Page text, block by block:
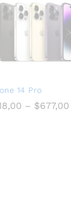
14 Pro
– $677,00